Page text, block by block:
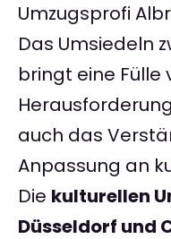
Umzugsprofi
Das Umsiedeln
bringt eine Fülle
auch das
Anpassung an
Die kulturellen
Düsseldorf und